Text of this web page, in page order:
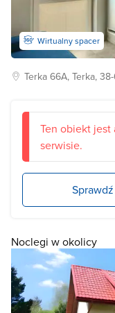
Wirtualny spacer
Terka66A, Terka, 38-
Ten obiekt
serwisie.
Noclegi w okolicy